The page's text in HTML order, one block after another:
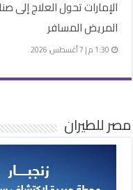
الإمارات تحول العلاج إلى
المريض المسافر
1:30 م | 7 أغسطس، 2026
مصر للطيران